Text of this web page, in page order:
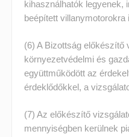
kihasználhatók legyenek,
beépített
(6) A Bizottság
környezetvédelmi és
együttműködött az
érdeklődőkkel, a
(7) Az előkészítő
mennyiségben kerülnek